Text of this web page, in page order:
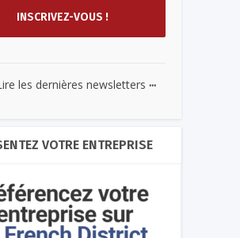
les dernières newsletters ...
VOTRE ENTREPRISE